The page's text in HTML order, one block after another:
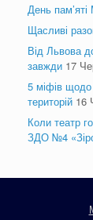
День
Щасливі
Від Львова
завжди 17
5 міфів щодо
територій 16
Коли театр
ЗДО №4